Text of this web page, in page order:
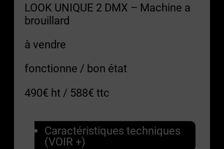
LOOK UNIQUE 2 DMX – Machine a
brouillard
à vendre
fonctionne / bon état
490€ ht / 588€ ttc
Caractéristiques techniques
(VOIR +)